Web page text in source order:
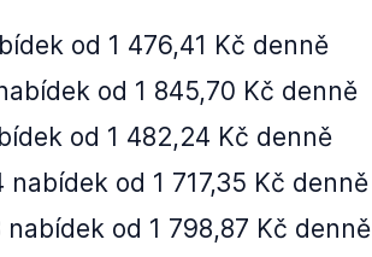
od 1 476,41 Kč denně
od 1 845,70 Kč denně
od 1 482,24 Kč denně
od 1 717,35 Kč denně
od 1 798,87 Kč denně